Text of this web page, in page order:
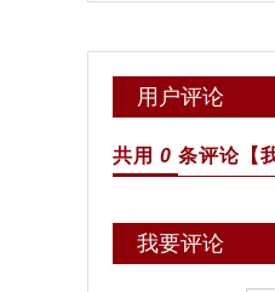
用户评论
共用 0 条评论 【
我要评论